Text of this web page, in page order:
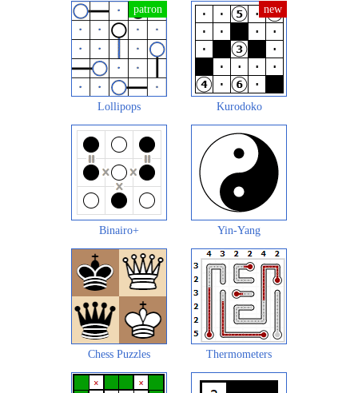
Lollipops Kurodoko
Binairo+ Yin-Yang
Chess Puzzles Thermometers